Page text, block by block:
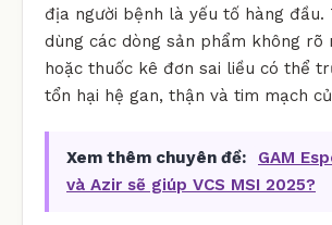
địa người bệnh là yếu tố hàng đầu.
dùng các dòng sản phẩm không rõ
hoặc thuốc kê đơn sai liều có thể
tổn hại hệ gan, thận và tim mạch
Xem thêm chuyên đề:
GAM
và Azir sẽ giúp VCS MSI 2025?